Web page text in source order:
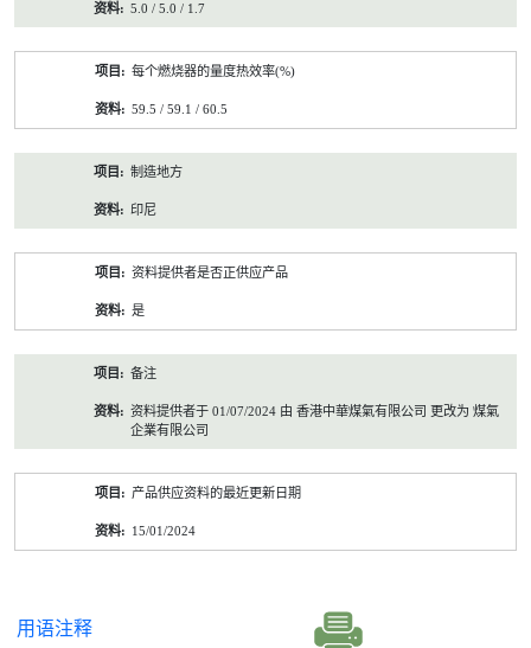
5.0 / 5.0 / 1.7
每个燃烧器的量度热效率(%)
59.5 / 59.1 / 60.5
制造地方
印尼
资料提供者是否正供应产品
是
备注
资料提供者于 01/07/2024 由 香港中華煤氣有限公司 更改为 煤氣
企業有限公司
产品供应资料的最近更新日期
15/01/2024
用语注释